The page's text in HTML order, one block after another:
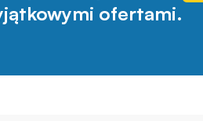
ofertami.